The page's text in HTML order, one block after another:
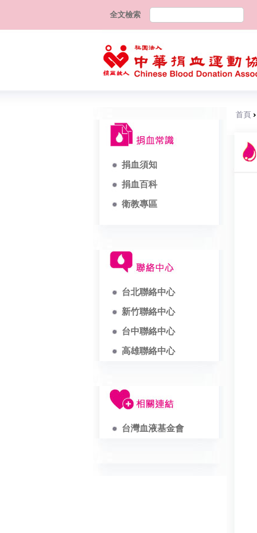
全文檢索
捐血須知
捐血百科
衛教專區
台北聯絡中心
新竹聯絡中心
台中聯絡中心
高雄聯絡中心
台灣血液基金會
首頁